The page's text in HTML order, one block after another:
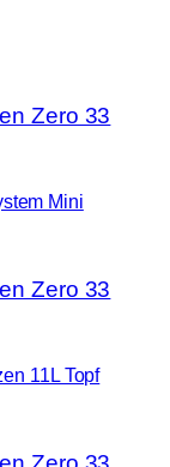
Mini
11L Topf